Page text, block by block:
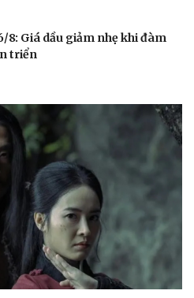
8: Giá dầu giảm nhẹ khi đàm
triển